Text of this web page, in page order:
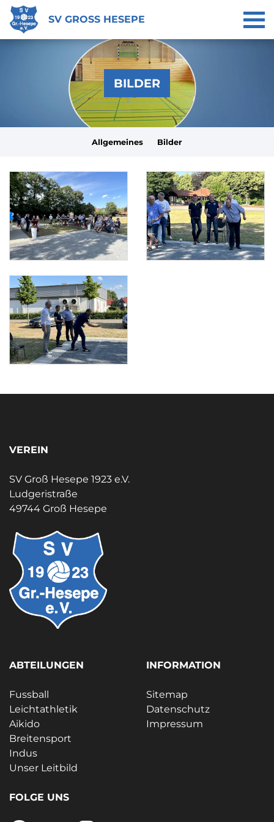
SV GROSS HESEPE
BILDER
Allgemeines Bilder
VEREIN
SV Groß Hesepe 1923 e.V.
Ludgeristraße
49744 Groß Hesepe
ABTEILUNGEN
Fussball
Leichtathletik
Aikido
Breitensport
Indus
Unser Leitbild
INFORMATION
Sitemap
Datenschutz
Impressum
FOLGE UNS